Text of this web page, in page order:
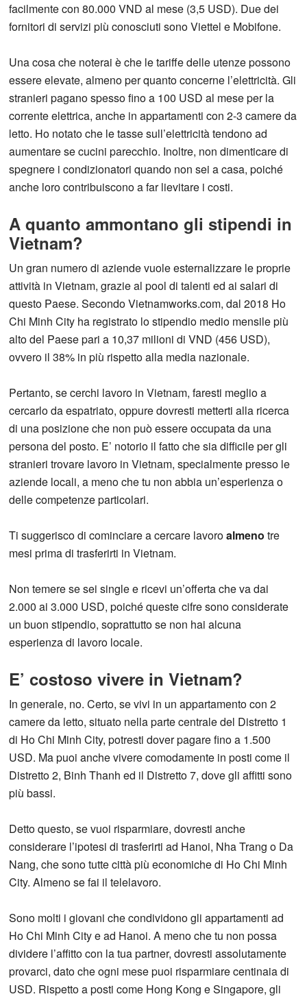
facilmente con 80.000 VND al mese (3,5 USD). Due dei
fornitori di servizi più conosciuti sono Viettel e Mobifone.
Una cosa che noterai è che le tariffe delle utenze possono
essere elevate, almeno per quanto concerne l’elettricità. Gli
stranieri pagano spesso fino a 100 USD al mese per la
corrente elettrica, anche in appartamenti con 2-3 camere da
letto. Ho notato che le tasse sull’elettricità tendono ad
aumentare se cucini parecchio. Inoltre, non dimenticare di
spegnere i condizionatori quando non sei a casa, poiché
anche loro contribuiscono a far lievitare i costi.
A quanto ammontano gli stipendi in
Vietnam?
Un gran numero di aziende vuole esternalizzare le proprie
attività in Vietnam, grazie al pool di talenti ed ai salari di
questo Paese. Secondo Vietnamworks.com, dal 2018 Ho
Chi Minh City ha registrato lo stipendio medio mensile più
alto del Paese pari a 10,37 milioni di VND (456 USD),
ovvero il 38% in più rispetto alla media nazionale.
Pertanto, se cerchi lavoro in Vietnam, faresti meglio a
cercarlo da espatriato, oppure dovresti metterti alla ricerca
di una posizione che non può essere occupata da una
persona del posto. E’ notorio il fatto che sia difficile per gli
stranieri trovare lavoro in Vietnam, specialmente presso le
aziende locali, a meno che tu non abbia un’esperienza o
delle competenze particolari.
Ti suggerisco di cominciare a cercare lavoroalmeno tre
mesi prima di trasferirti in Vietnam.
Non temere se sei single e ricevi un’offerta che va dai
2.000 ai 3.000 USD, poiché queste cifre sono considerate
un buon stipendio, soprattutto se non hai alcuna
esperienza di lavoro locale.
E’ costoso vivere in Vietnam?
In generale, no. Certo, se vivi in un appartamento con 2
camere da letto, situato nella parte centrale del Distretto 1
di Ho Chi Minh City, potresti dover pagare fino a 1.500
USD. Ma puoi anche vivere comodamente in posti come il
Distretto 2, Binh Thanh ed il Distretto 7, dove gli affitti sono
più bassi.
Detto questo, se vuoi risparmiare, dovresti anche
considerare l’ipotesi di trasferirti ad Hanoi, Nha Trang o Da
Nang, che sono tutte città più economiche di Ho Chi Minh
City. Almeno se fai il telelavoro.
Sono molti i giovani che condividono gli appartamenti ad
Ho Chi Minh City e ad Hanoi. A meno che tu non possa
dividere l’affitto con la tua partner, dovresti assolutamente
provarci, dato che ogni mese puoi risparmiare centinaia di
USD. Rispetto a posti come Hong Kong e Singapore, gli